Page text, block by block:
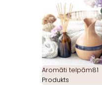
Aromāti telpām81
Produkts